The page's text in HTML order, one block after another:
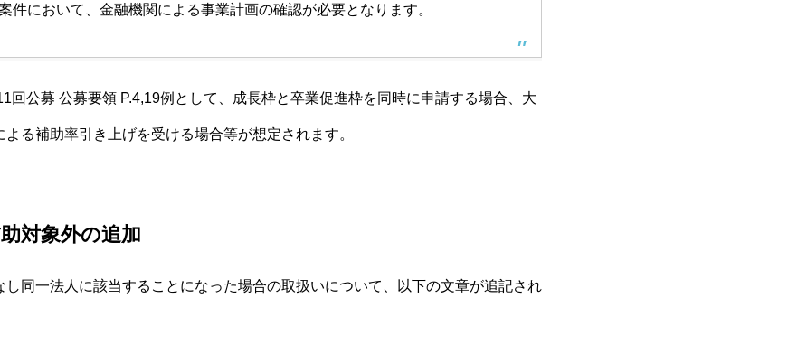
件において、金融機関による事業計画の確認が必要となります。
回公募 公募要領 P.4,19例として、成長枠と卒業促進枠を同時に申請する場合、大
る補助率引き上げを受ける場合等が想定されます。
対象外の追加
同一法人に該当することになった場合の取扱いについて、以下の文章が追記され